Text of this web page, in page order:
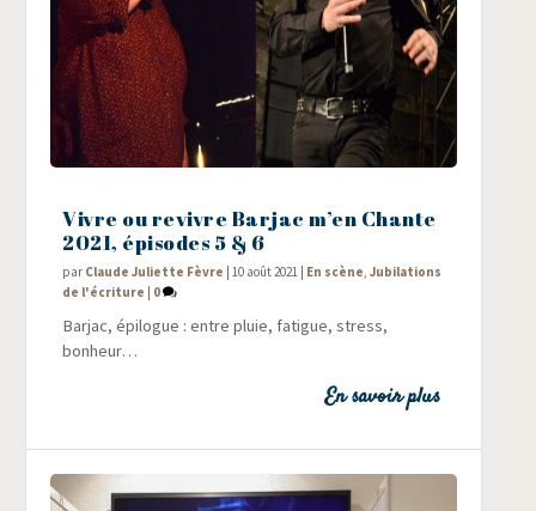
Vivre ou revivre Barjac m’en Chante
2021, épisodes 5 & 6
par Claude Juliette Fèvre |10 août 2021 En scène,Jubilations
de l'écriture
0
Bar­jac, épi­logue : entre pluie, fatigue, stress,
bonheur…
En savoir plus